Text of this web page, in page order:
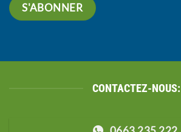
CONTACTEZ-NOUS: